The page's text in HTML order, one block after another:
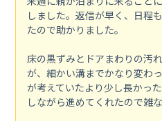
しました。返信が早く、日程
たので助かりました。
床の黒ずみとドアまわりの汚
が、細かい溝までかなり変わ
が考えていたより少し長かっ
しながら進めてくれたので雑